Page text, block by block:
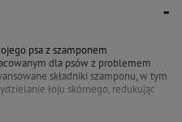
psa z szamponem
dla psów z problemem
składniki szamponu, w tym
łoju skórnego, redukując